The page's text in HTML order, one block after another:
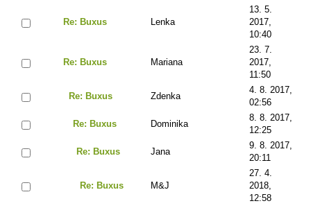
Re: Buxus Lenka
13. 5.
2017,
10:40
Re: Buxus Mariana
23. 7.
2017,
11:50
Re: Buxus Zdenka
4. 8. 2017,
02:56
Re: Buxus Dominika
8. 8. 2017,
12:25
Re: Buxus Jana
9. 8. 2017,
20:11
Re: Buxus M&J
27. 4.
2018,
12:58